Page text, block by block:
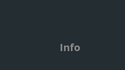
Info